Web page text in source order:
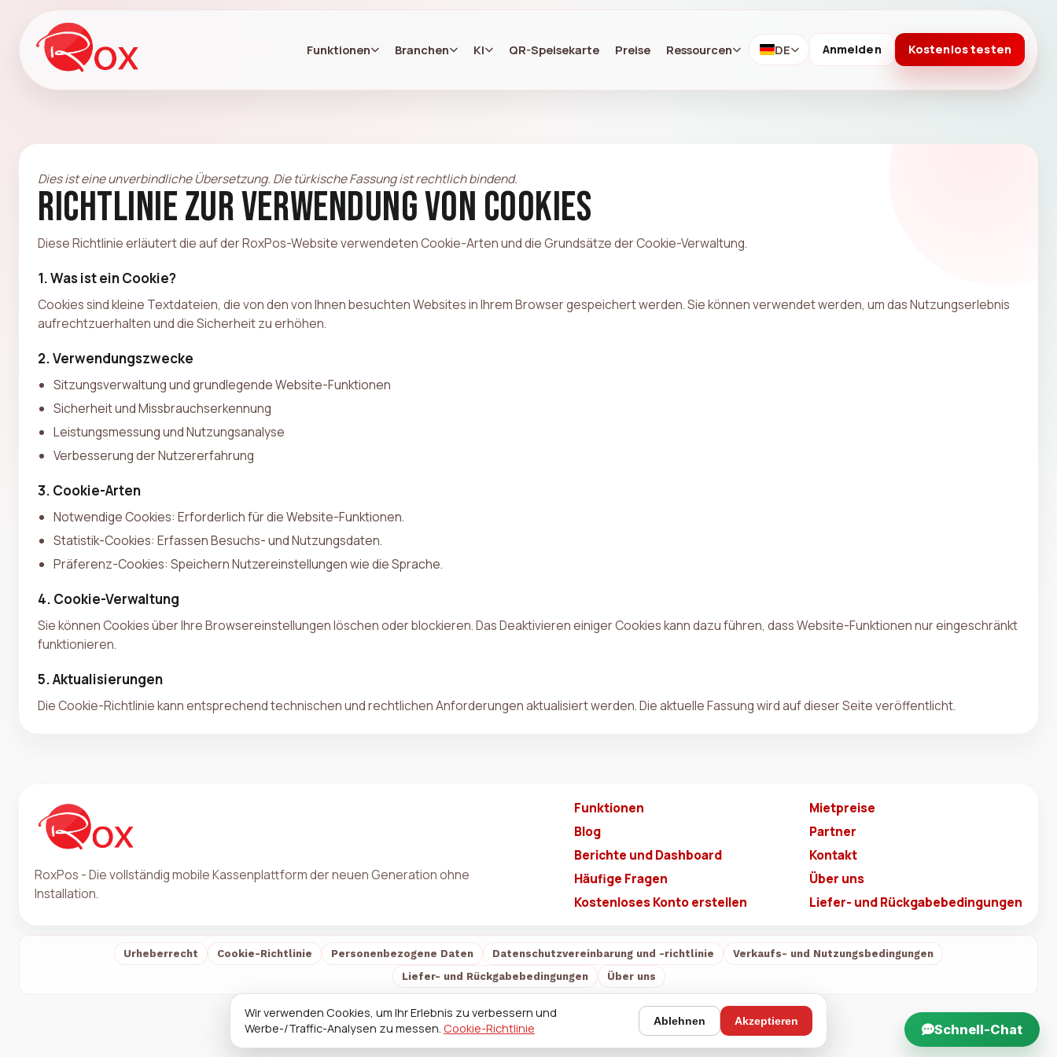
Funktionen Branchen KI QR-Speisekarte Preise Ressourcen DE Anmelden Kostenlos testen
Dies ist eine unverbindliche Übersetzung. Die türkische Fassung ist rechtlich bindend.
Richtlinie zur Verwendung von Cookies
Diese Richtlinie erläutert die auf der RoxPos-Website verwendeten Cookie-Arten und die Grundsätze der Cookie-Verwaltung.
1. Was ist ein Cookie?
Cookies sind kleine Textdateien, die von den von Ihnen besuchten Websites in Ihrem Browser gespeichert werden. Sie können verwendet werden, um das Nutzungserlebnis
aufrechtzuerhalten und die Sicherheit zu erhöhen.
2. Verwendungszwecke
Sitzungsverwaltung und grundlegende Website-Funktionen
Sicherheit und Missbrauchserkennung
Leistungsmessung und Nutzungsanalyse
Verbesserung der Nutzererfahrung
3. Cookie-Arten
Notwendige Cookies: Erforderlich für die Website-Funktionen.
Statistik-Cookies: Erfassen Besuchs- und Nutzungsdaten.
Präferenz-Cookies: Speichern Nutzereinstellungen wie die Sprache.
4. Cookie-Verwaltung
Sie können Cookies über Ihre Browsereinstellungen löschen oder blockieren. Das Deaktivieren einiger Cookies kann dazu führen, dass Website-Funktionen nur eingeschränkt
funktionieren.
5. Aktualisierungen
Die Cookie-Richtlinie kann entsprechend technischen und rechtlichen Anforderungen aktualisiert werden. Die aktuelle Fassung wird auf dieser Seite veröffentlicht.
RoxPos - Die vollständig mobile Kassenplattform der neuen Generation ohne
Installation.
Funktionen
Blog
Berichte und Dashboard
Häufige Fragen
Kostenloses Konto erstellen
Mietpreise
Partner
Kontakt
Über uns
Liefer- und Rückgabebedingungen
Urheberrecht Cookie-Richtlinie Personenbezogene Daten Datenschutzvereinbarung und -richtlinie
Verkaufs- und Nutzungsbedingungen
Liefer- und Rückgabebedingungen
Über uns
Schnell-Chat
Wir verwenden Cookies, um Ihr Erlebnis zu verbessern und
Werbe-/Traffic-Analysen zu messen. Cookie-Richtlinie Ablehnen Akzeptieren